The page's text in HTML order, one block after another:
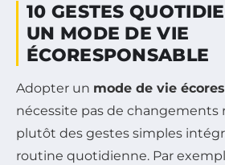
10 GESTES
UN MODE DE VIE
ÉCORESPONSABLE
Adopter un mode de vie
nécessite pas de changements
plutôt des gestes simples
routine quotidienne. Par